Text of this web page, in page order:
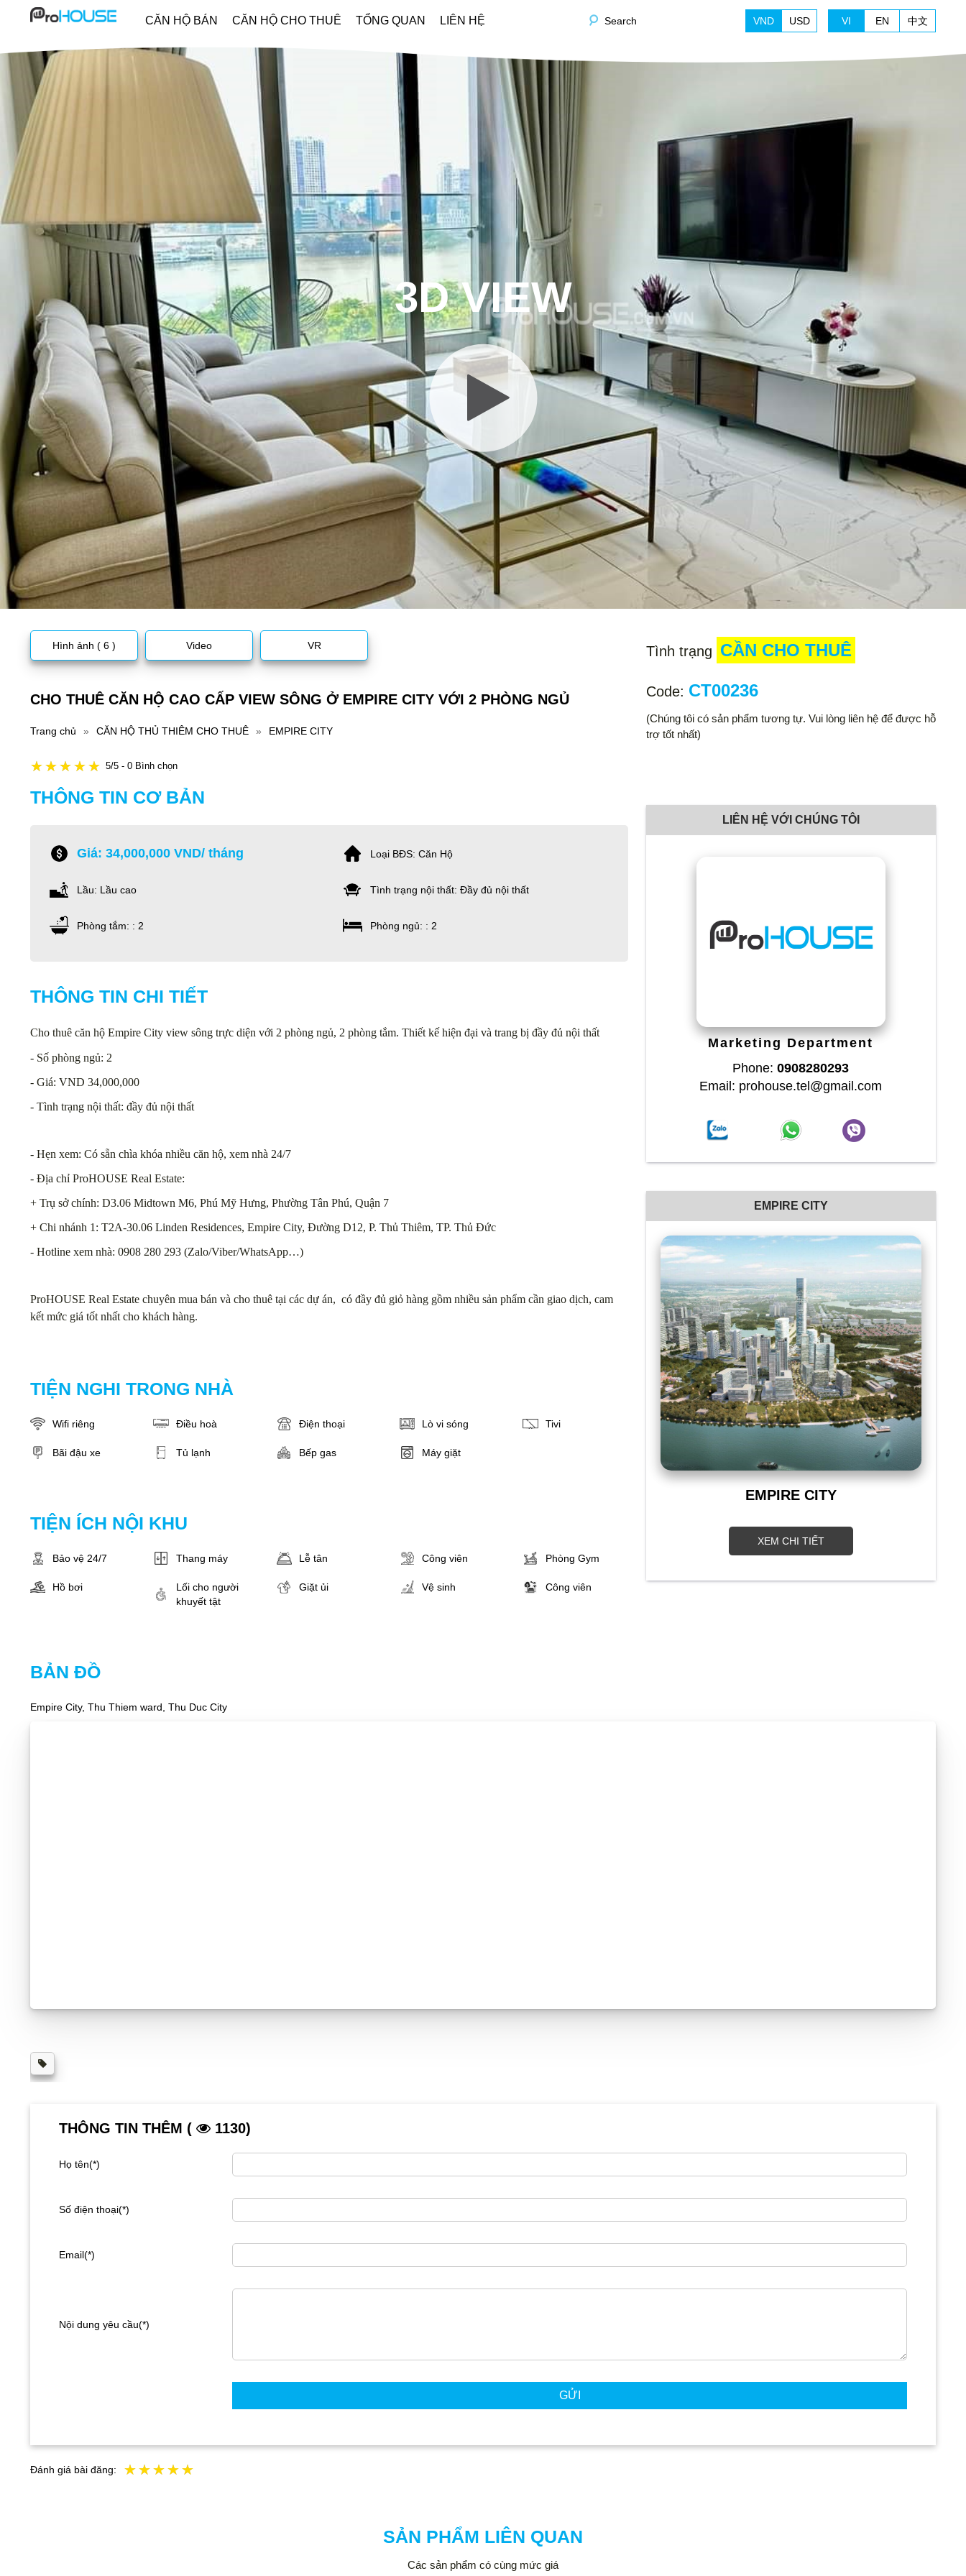
CĂN HỘ BÁN CĂN HỘ CHO THUÊ TỔNG QUAN LIÊN HỆ Search VND USD VI EN 中文
3D VIEW
Hình ảnh ( 6 ) Video VR
CHO THUÊ CĂN HỘ CAO CẤP VIEW SÔNG Ở EMPIRE CITY VỚI 2 PHÒNG NGỦ
Trang chủ » CĂN HỘ THỦ THIÊM CHO THUÊ » EMPIRE CITY
5/5 - 0 Bình chọn
THÔNG TIN CƠ BẢN
Giá: 34,000,000 VND/ tháng Loại BĐS: Căn Hộ
Lầu: Lầu cao Tình trạng nội thất: Đầy đủ nội thất
Phòng tắm: : 2 Phòng ngủ: : 2
THÔNG TIN CHI TIẾT
Cho thuê căn hộ Empire City view sông trực diện với 2 phòng ngủ, 2 phòng tắm. Thiết kế hiện đại và trang bị đầy đủ nội thất
- Số phòng ngủ: 2
- Giá: VND 34,000,000
- Tình trạng nội thất: đầy đủ nội thất
- Hẹn xem: Có sẵn chìa khóa nhiều căn hộ, xem nhà 24/7
- Địa chỉ ProHOUSE Real Estate:
+ Trụ sở chính: D3.06 Midtown M6, Phú Mỹ Hưng, Phường Tân Phú, Quận 7
+ Chi nhánh 1: T2A-30.06 Linden Residences, Empire City, Đường D12, P. Thủ Thiêm, TP. Thủ Đức
- Hotline xem nhà: 0908 280 293 (Zalo/Viber/WhatsApp…)
ProHOUSE Real Estate chuyên mua bán và cho thuê tại các dự án, có đầy đủ giỏ hàng gồm nhiều sản phẩm cần giao dịch, cam
kết mức giá tốt nhất cho khách hàng.
TIỆN NGHI TRONG NHÀ
Wifi riêng Điều hoà Điện thoại Lò vi sóng Tivi
Bãi đậu xe Tủ lạnh Bếp gas Máy giặt
TIỆN ÍCH NỘI KHU
Bảo vệ 24/7 Thang máy Lễ tân Công viên Phòng Gym
Hồ bơi
Lối cho người
khuyết tật
Giặt ủi Vệ sinh Công viên
Tình trạng CẦN CHO THUÊ
Code: CT00236
(Chúng tôi có sản phẩm tương tự. Vui lòng liên hệ để được hỗ
trợ tốt nhất)
LIÊN HỆ VỚI CHÚNG TÔI
Marketing Department
Phone:0908280293
Email: prohouse.tel@gmail.com
EMPIRE CITY
EMPIRE CITY
XEM CHI TIẾT
BẢN ĐỒ
Empire City, Thu Thiem ward, Thu Duc City
THÔNG TIN THÊM ( 1130)
Họ tên(*)
Số điện thoại(*)
Email(*)
Nội dung yêu cầu(*)
GỬI
Đánh giá bài đăng:
SẢN PHẨM LIÊN QUAN
Các sản phẩm có cùng mức giá